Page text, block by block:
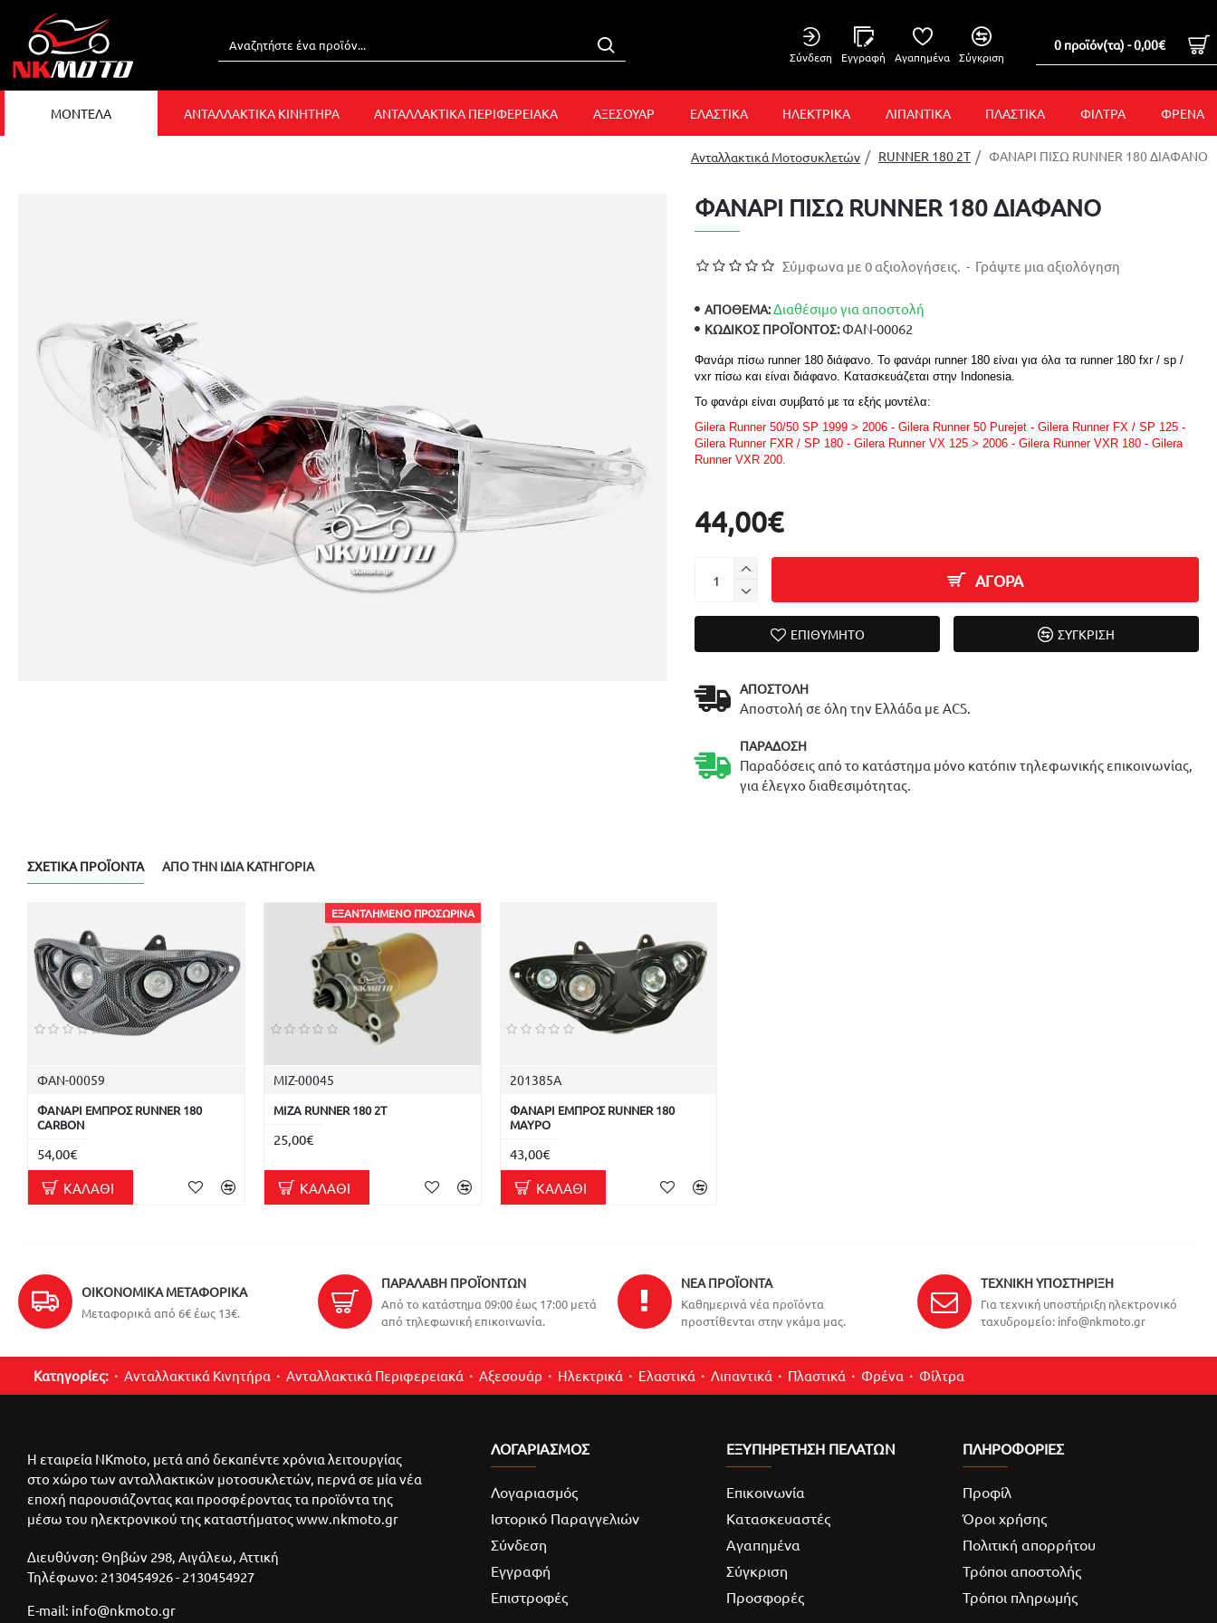
Σύνδεση Εγγραφή Αγαπημένα Σύγκριση
0 προϊόν(τα) - 0,00€
ΜΟΝΤΕΛΑ ΑΝΤΑΛΛΑΚΤΙΚΑ ΚΙΝΗΤΗΡΑ ΑΝΤΑΛΛΑΚΤΙΚΑ ΠΕΡΙΦΕΡΕΙΑΚΑ ΑΞΕΣΟΥΑΡ ΕΛΑΣΤΙΚΑ ΗΛΕΚΤΡΙΚΑ ΛΙΠΑΝΤΙΚΑ ΠΛΑΣΤΙΚΑ ΦΙΛΤΡΑ ΦΡΕΝΑ
Ανταλλακτικά Μοτοσυκλετών RUNNER 180 2T ΦΑΝΑΡΙ ΠΙΣΩ RUNNER 180 ΔΙΑΦΑΝΟ
ΦΑΝΑΡΙ ΠΙΣΩ RUNNER 180 ΔΙΑΦΑΝΟ
Φανάρι πίσω runner 180 διάφανο. Το φανάρι runner 180 είναι για όλα τα runner 180 fxr / sp /
vxr πίσω και είναι διάφανο. Κατασκευάζεται στην Indonesia.
Το φανάρι είναι συμβατό με τα εξής μοντέλα:
Gilera Runner 50/50 SP 1999 > 2006 - Gilera Runner 50 Purejet - Gilera Runner FX / SP 125 -
Gilera Runner FXR / SP 180 - Gilera Runner VX 125 > 2006 - Gilera Runner VXR 180 - Gilera
Runner VXR 200.
ΑΠΟΘΕΜΑ:Διαθέσιμο για αποστολή
ΚΩΔΙΚΌΣ ΠΡΟΪΌΝΤΟΣ:ΦΑΝ-00062
Σύμφωνα με 0 αξιολογήσεις. - Γράψτε μια αξιολόγηση
44,00€
ΑΓΟΡΑ
ΕΠΙΘΥΜΗΤΌ ΣΎΓΚΡΙΣΗ
ΑΠΟΣΤΟΛΉ
Αποστολή σε όλη την Ελλάδα με ACS.
ΠΑΡΆΔΟΣΗ
Παραδόσεις από το κατάστημα μόνο κατόπιν τηλεφωνικής επικοινωνίας,
για έλεγχο διαθεσιμότητας.
ΣΧΕΤΙΚΆ ΠΡΟΪΌΝΤΑ ΑΠΌ ΤΗΝ ΊΔΙΑ ΚΑΤΗΓΟΡΊΑ
ΦΑΝ-00059
ΦΑΝΑΡΙ ΕΜΠΡΟΣ RUNNER 180
CARBON
54,00€
ΚΑΛΆΘΙ
ΕΞΑΝΤΛΗΜΈΝΟ ΠΡΟΣΩΡΙΝΆ
ΜΙΖ-00045
ΜΙΖΑ RUNNER 180 2T
25,00€
ΚΑΛΆΘΙ
201385A
ΦΑΝΑΡΙ ΕΜΠΡΟΣ RUNNER 180
ΜΑΥΡΟ
43,00€
ΚΑΛΆΘΙ
ΟΙΚΟΝΟΜΙΚΆ ΜΕΤΑΦΟΡΙΚΆ
Μεταφορικά από 6€ έως 13€.
ΠΑΡΑΛΑΒΉ ΠΡΟΪΌΝΤΩΝ
Από το κατάστημα 09:00 έως 17:00 μετά
από τηλεφωνική επικοινωνία.
ΝΈΑ ΠΡΟΪΌΝΤΑ
Καθημερινά νέα προϊόντα
προστίθενται στην γκάμα μας.
ΤΕΧΝΙΚΉ ΥΠΟΣΤΉΡΙΞΗ
Για τεχνική υποστήριξη ηλεκτρονικό
ταχυδρομείο: info@nkmoto.gr
Κατηγορίες: Ανταλλακτικά Κινητήρα Ανταλλακτικά Περιφερειακά Αξεσουάρ Ηλεκτρικά Ελαστικά Λιπαντικά Πλαστικά Φρένα Φίλτρα
Η εταιρεία NKmoto, μετά από δεκαπέντε χρόνια λειτουργίας
στο χώρο των ανταλλακτικών μοτοσυκλετών, περνά σε μία νέα
εποχή παρουσιάζοντας και προσφέροντας τα προϊόντα της
μέσω του ηλεκτρονικού της καταστήματος www.nkmoto.gr
Διευθύνση: Θηβών 298, Αιγάλεω, Αττική
Τηλέφωνο: 2130454926 - 2130454927
E-mail: info@nkmoto.gr
ΛΟΓΑΡΙΑΣΜΌΣ
Λογαριασμός
Ιστορικό Παραγγελιών
Σύνδεση
Εγγραφή
Επιστροφές
ΕΞΥΠΗΡΕΤΗΣΗ ΠΕΛΑΤΩΝ
Επικοινωνία
Κατασκευαστές
Αγαπημένα
Σύγκριση
Προσφορές
ΠΛΗΡΟΦΟΡΙΕΣ
Προφίλ
Όροι χρήσης
Πολιτική απορρήτου
Τρόποι αποστολής
Τρόποι πληρωμής